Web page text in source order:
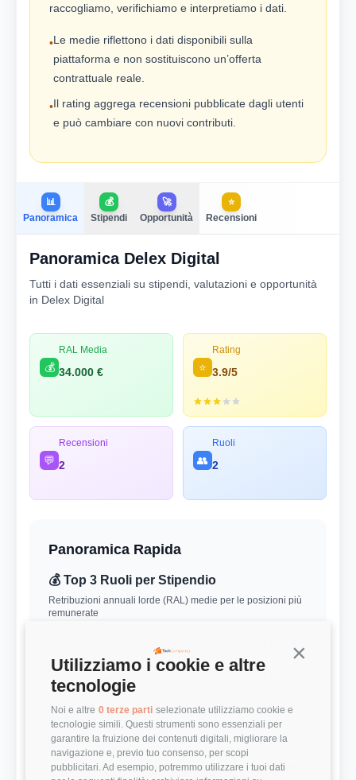
Continua
Utilizziamo i cookie e altre
tecnologie
Noi e altre 0 terze parti selezionate utilizziamo cookie e
tecnologie simili. Questi strumenti sono essenziali per
garantire la fruizione dei contenuti digitali, migliorare la
navigazione e, previo tuo consenso, per scopi
pubblicitari. Ad esempio, potremmo utilizzare i tuoi dati
raccogliamo, verifichiamo e interpretiamo i dati.
•Le medie riflettono i dati disponibili sulla
piattaforma e non sostituiscono un’offerta
contrattuale reale.
•Il rating aggrega recensioni pubblicate dagli utenti
e può cambiare con nuovi contributi.
📊
Panoramica
💰
Stipendi
🚀
Opportunità
⭐
Recensioni
Panoramica Delex Digital
Tutti i dati essenziali su stipendi, valutazioni e opportunità
in Delex Digital
💰
RAL Media
34.000 € ⭐
Rating
3.9/5
💬
Recensioni
2 👥
Ruoli
2
Panoramica Rapida
💰 Top 3 Ruoli per Stipendio
Retribuzioni annuali lorde (RAL) medie per le posizioni più
remunerate
Data Scientist
⭐ Valutazioni
Punteggi medi basati sulle recensioni della community
Modernità Stack Tecnologico 4.5/5